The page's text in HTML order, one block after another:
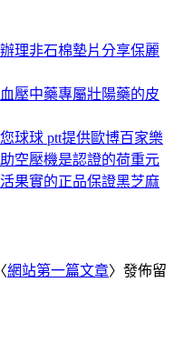
理非石棉墊片分享保麗
壓中藥專屬壯陽藥的皮
球球 ptt提供歐博百家樂
空壓機是認證的荷重元
果實的正品保證黑芝麻
網站第一篇文章〉發佈留